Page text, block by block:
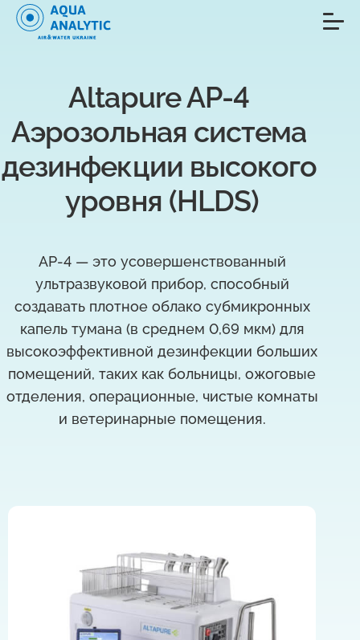
Altapure AP-4
Аэрозольная система
дезинфекции высокого
уровня (HLDS)
AP-4 — это усовершенствованный
ультразвуковой прибор, способный
создавать плотное облако субмикронных
капель тумана (в среднем 0,69 мкм) для
высокоэффективной дезинфекции больших
помещений, таких как больницы, ожоговые
отделения, операционные, чистые комнаты
и ветеринарные помещения.